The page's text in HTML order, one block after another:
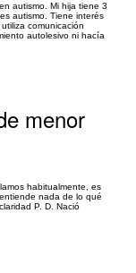
autismo. Mi hija tiene 3
autismo. Tiene interés
comunicación
autolesivo ni hacía
menor
habitualmente, es
nada de lo qué
P. D. Nació